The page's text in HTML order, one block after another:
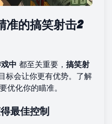
准的搞笑射击2
中 都至关重要， 搞笑射
标会让你更有优势。了解
优化你的瞄准。
最佳控制